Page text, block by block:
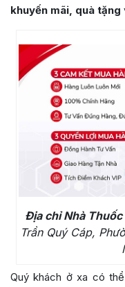
khuyến mãi, quà tặng
Địa chỉ Nhà
Trần Quý Cáp,
Quý khách ở xa có